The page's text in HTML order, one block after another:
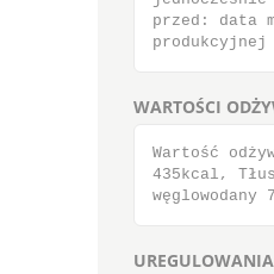
przed: data
produkcyjnej
WARTOŚCI
Wartość
435kcal,